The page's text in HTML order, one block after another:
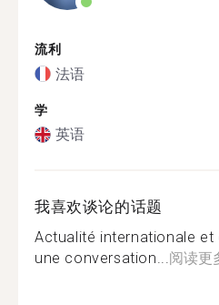
流利
法语
学
英语
我喜欢谈论的话题
Actualité internationale et
une conversation...阅读更